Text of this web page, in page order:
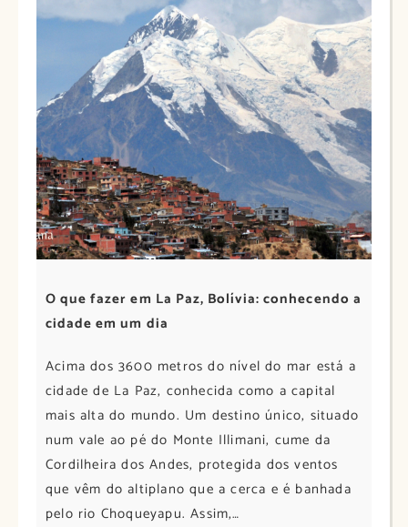
O que fazer em La Paz, Bolívia: conhecendo a
cidade em um dia
Acima dos 3600 metros do nível do mar está a
cidade de La Paz, conhecida como a capital
mais alta do mundo. Um destino único, situado
num vale ao pé do Monte Illimani, cume da
Cordilheira dos Andes, protegida dos ventos
que vêm do altiplano que a cerca e é banhada
pelo rio Choqueyapu. Assim,…